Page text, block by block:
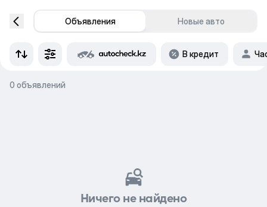
Объявления Новые авто
В кредит
0 объявлений
Ничего не найдено